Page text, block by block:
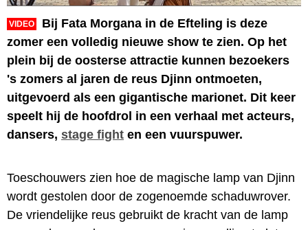
VIDEO
Bij Fata Morgana in de Efteling is deze
zomer een volledig nieuwe show te zien. Op het
plein bij de oosterse attractie kunnen bezoekers
's zomers al jaren de reus Djinn ontmoeten,
uitgevoerd als een gigantische marionet. Dit keer
speelt hij de hoofdrol in een verhaal met acteurs,
dansers, stage fight en een vuurspuwer.
Toeschouwers zien hoe de magische lamp van Djinn
wordt gestolen door de zogenoemde schaduwrover.
De vriendelijke reus gebruikt de kracht van de lamp